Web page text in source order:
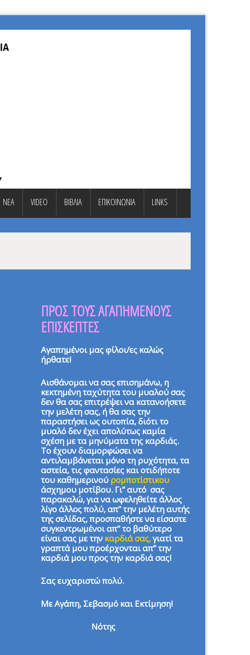
ΝΕΑ VIDEO ΒΙΒΛΙΑ ΕΠΙΚΟΙΝΩΝΙΑ LINKS
ΠΡΟΣ ΤΟΥΣ ΑΓΑΠΗΜΕΝΟΥΣ
ΕΠΙΣΚΕΠΤΕΣ
Αγαπημένοι μας φίλοι/ες καλώς
ήρθατε!
Αισθάνομαι να σας επισημάνω, η
κεκτημένη ταχύτητα του μυαλού σας
δεν θα σας επιτρέψει να κατανοήσετε
την μελέτη σας, ή θα σας την
παραστήσει ως ουτοπία, διότι το
μυαλό δεν έχει απολύτως καμία
σχέση με τα μηνύματα της καρδιάς.
Το έχουν διαμορφώσει να
αντιλαμβάνεται μόνο τη ρυχότητα, τα
αστεία, τις φαντασίες και οτιδήποτε
του καθημερινού ρομποτίστικου
άσχημου μοτίβου. Γι” αυτό σας
παρακαλώ, για να ωφεληθείτε άλλος
λίγο άλλος πολύ, απ” την μελέτη αυτής
της σελίδας, προσπαθήστε να είσαστε
συγκεντρωμένοι απ” το βαθύτερο
είναι σας με την καρδιά σας,γιατί τα
γραπτά μου προέρχονται απ” την
καρδιά μου προς την καρδιά σας!
Σας ευχαριστώ πολύ.
Με Αγάπη, Σεβασμό και Εκτίμηση!
Νότης